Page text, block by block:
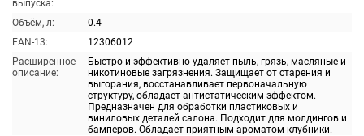
выпуска:
Объём, л:
0.4
EAN-13:
12306012
Расширенное
описание:
Быстро и эффективно удаляет пыль, грязь, масляные и
никотиновые загрязнения. Защищает от старения и
выгорания, восстанавливает первоначальную
структуру, обладает антистатическим эффектом.
Предназначен для обработки пластиковых и
виниловых деталей салона. Подходит для молдингов и
бамперов. Обладает приятным ароматом клубники.